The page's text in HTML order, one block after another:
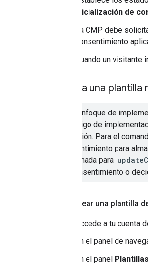
Inicialización de
La CMP debe
consentimiento
Cuando un
Crea una plantilla
Este enfoque de
El código de
ejecución. Para el
consentimiento para
de llamada para
de consentimiento o
Para crear una plantilla
Accede a tu cuenta
En el panel de
En el panel